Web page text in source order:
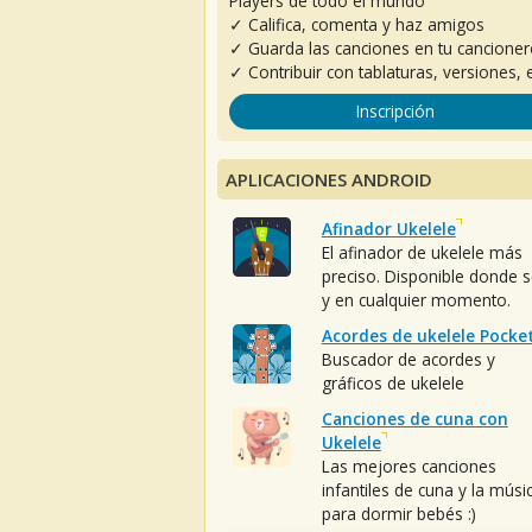
✓ Califica, comenta y haz amigos
✓ Guarda las canciones en tu
✓ Contribuir con tablaturas, versiones,
Inscripción
APLICACIONES ANDROID
Afinador Ukelele
El afinador de ukelele más
preciso. Disponible donde
y en cualquier momento.
Acordes de ukelele
Buscador de acordes y
gráficos de ukelele
Canciones de cuna con
Ukelele
Las mejores canciones
infantiles de cuna y la
para dormir bebés :)